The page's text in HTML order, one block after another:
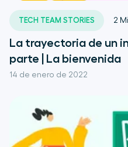
TECH TEAM STORIES
14 de enero de 2022
2
La trayectoria de un
parte | La bienvenida